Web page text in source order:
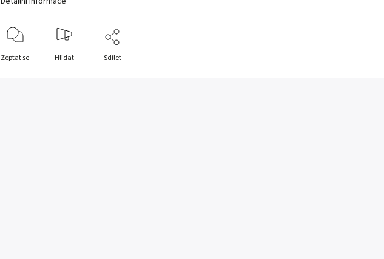
Zeptat se Hlídat Sdílet